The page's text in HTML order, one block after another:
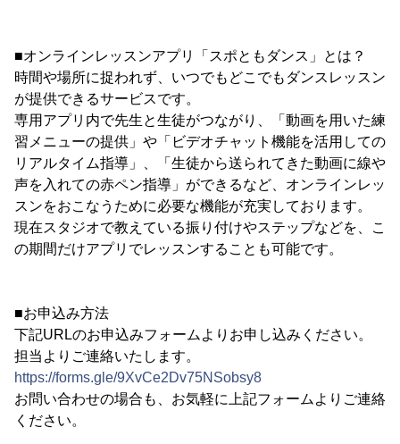
■オンラインレッスンアプリ「スポともダンス」とは？
時間や場所に捉われず、いつでもどこでもダンスレッスン
が提供できるサービスです。
専用アプリ内で先生と生徒がつながり、「動画を用いた練
習メニューの提供」や「ビデオチャット機能を活用しての
リアルタイム指導」、「生徒から送られてきた動画に線や
声を入れての赤ペン指導」ができるなど、オンラインレッ
スンをおこなうために必要な機能が充実しております。
現在スタジオで教えている振り付けやステップなどを、こ
の期間だけアプリでレッスンすることも可能です。
■お申込み方法
下記URLのお申込みフォームよりお申し込みください。
担当よりご連絡いたします。
https://forms.gle/9XvCe2Dv75NSobsy8
お問い合わせの場合も、お気軽に上記フォームよりご連絡
ください。